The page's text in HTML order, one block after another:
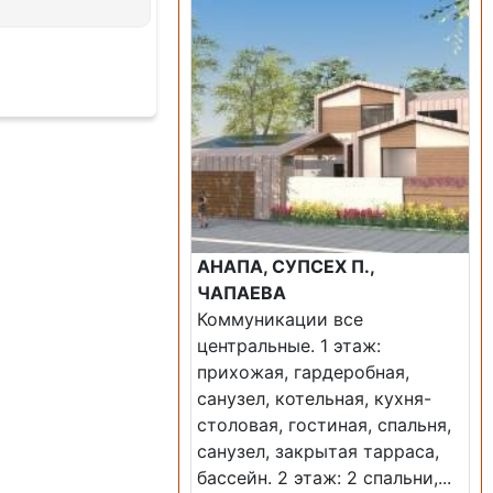
АНАПА, СУПСЕХ П.,
ЧАПАЕВА
Коммуникации все
центральные. 1 этаж:
прихожая, гардеробная,
санузел, котельная, кухня-
столовая, гостиная, спальня,
санузел, закрытая тарраса,
бассейн. 2 этаж: 2 спальни,...